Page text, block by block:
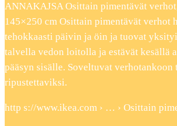
ANNAKAJSA Osittain pimentävät
145×250 cm Osittain pimentävät verhot
tehokkaasti päivin ja öin ja tuovat
talvella vedon loitolla ja estävät kesällä
pääsyn sisälle. Soveltuvat verhotankoon
ripustettaviksi.
http s://www.ikea.com › … › Osittain